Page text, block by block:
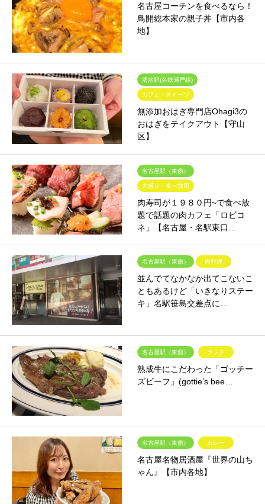
名古屋コーチンを食べるなら！
鳥開総本家の親子丼【市内各
地】
清水駅(名鉄瀬戸線)
カフェ・スイーツ
無添加おはぎ専門店Ohagi3の
おはぎをテイクアウト【守山
区】
名古屋駅（東側）
大盛り・食べ放題
肉寿司が１９８０円~で食べ放
題で話題の肉カフェ「ロビコ
ネ」【名古屋・名駅東口…
名古屋駅（東側） 肉料理
並んでてなかなか出てこないこ
ともあるけど「いきなりステー
キ」名駅笹島交差点に…
名古屋駅（東側） ランチ
熟成牛にこだわった「ゴッチー
ズビーフ」(gottie’s bee…
名古屋駅（東側） カレー
名古屋名物居酒屋『世界の山ち
ゃん』【市内各地】